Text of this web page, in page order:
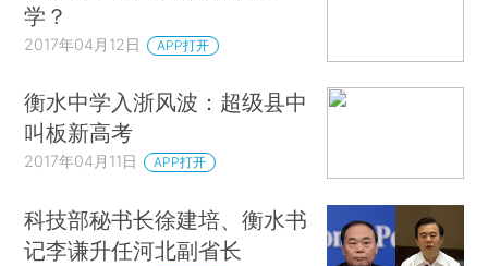
学？
2017年04月12日 APP打开
衡水中学入浙风波：超级县中
叫板新高考
2017年04月11日 APP打开
科技部秘书长徐建培、衡水书
记李谦升任河北副省长